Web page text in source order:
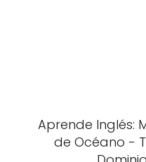
Aprende Inglés:
de Océano -